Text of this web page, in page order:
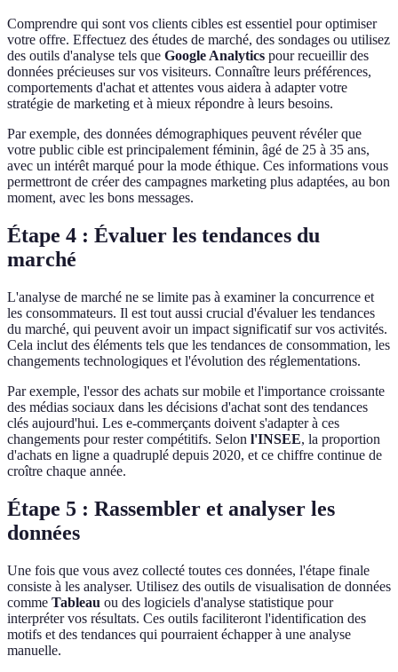
Comprendre qui sont vos clients cibles est essentiel pour optimiser
votre offre. Effectuez des études de marché, des sondages ou utilisez
des outils d'analyse tels que Google Analytics pour recueillir des
données précieuses sur vos visiteurs. Connaître leurs préférences,
comportements d'achat et attentes vous aidera à adapter votre
stratégie de marketing et à mieux répondre à leurs besoins.
Par exemple, des données démographiques peuvent révéler que
votre public cible est principalement féminin, âgé de 25 à 35 ans,
avec un intérêt marqué pour la mode éthique. Ces informations vous
permettront de créer des campagnes marketing plus adaptées, au bon
moment, avec les bons messages.
Étape 4 : Évaluer les tendances du
marché
L'analyse de marché ne se limite pas à examiner la concurrence et
les consommateurs. Il est tout aussi crucial d'évaluer les tendances
du marché, qui peuvent avoir un impact significatif sur vos activités.
Cela inclut des éléments tels que les tendances de consommation, les
changements technologiques et l'évolution des réglementations.
Par exemple, l'essor des achats sur mobile et l'importance croissante
des médias sociaux dans les décisions d'achat sont des tendances
clés aujourd'hui. Les e-commerçants doivent s'adapter à ces
changements pour rester compétitifs. Selon l'INSEE, la proportion
d'achats en ligne a quadruplé depuis 2020, et ce chiffre continue de
croître chaque année.
Étape 5 : Rassembler et analyser les
données
Une fois que vous avez collecté toutes ces données, l'étape finale
consiste à les analyser. Utilisez des outils de visualisation de données
comme Tableau ou des logiciels d'analyse statistique pour
interpréter vos résultats. Ces outils faciliteront l'identification des
motifs et des tendances qui pourraient échapper à une analyse
manuelle.